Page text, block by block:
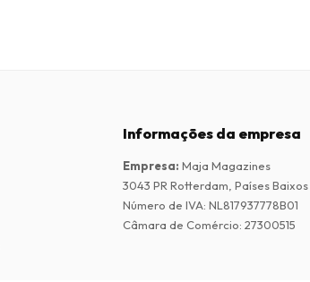
Informações da empresa
Empresa: Maja Magazines
3043 PR Rotterdam, Países Baixos
Número de IVA: NL817937778B01
Câmara de Comércio: 27300515